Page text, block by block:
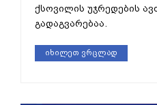
ქსოვილის უჯრედების
გადაგვარებაა.
იხილეთ ვრცლად